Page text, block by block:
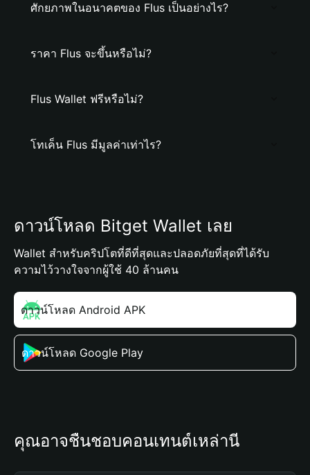
ศักยภาพในอนาคตของ Flus เป็นอย่างไร?
ราคา Flus จะขึ้นหรือไม่?
Flus Wallet ฟรีหรือไม่?
โทเค็น Flus มีมูลค่าเท่าไร?
ดาวน์โหลด Bitget Wallet เลย
Wallet สำหรับคริปโตที่ดีที่สุดและปลอดภัยที่สุดที่ได้รับ
ความไว้วางใจจากผู้ใช้ 40 ล้านคน
ดาวน์โหลด Android APK
ดาวน์โหลด Google Play
คุณอาจชื่นชอบคอนเทนต์เหล่านี้